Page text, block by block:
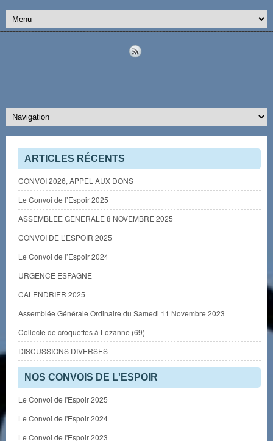
ARTICLES RÉCENTS
CONVOI 2026, APPEL AUX DONS
Le Convoi de l’Espoir 2025
ASSEMBLEE GENERALE 8 NOVEMBRE 2025
CONVOI DE L’ESPOIR 2025
Le Convoi de l’Espoir 2024
URGENCE ESPAGNE
CALENDRIER 2025
Assemblée Générale Ordinaire du Samedi 11 Novembre 2023
Collecte de croquettes à Lozanne (69)
DISCUSSIONS DIVERSES
NOS CONVOIS DE L'ESPOIR
Le Convoi de l'Espoir 2025
Le Convoi de l'Espoir 2024
Le Convoi de l'Espoir 2023